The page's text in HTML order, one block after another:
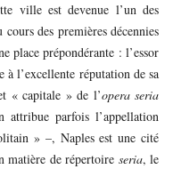
ville est devenue l’un des
des premières décennies
place prépondérante : l’essor
à l’excellente réputation de sa
« capitale » de l’opera seria
attribue parfois l’appellation
» –, Naples est une cité
matière de répertoire seria, le